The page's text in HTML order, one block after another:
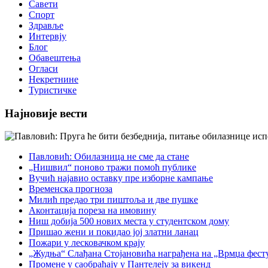
Савети
Спорт
Здравље
Интервју
Блог
Обавештења
Огласи
Некретнине
Туристичке
Најновије вести
Павловић: Обилазница не сме да стане
„Нишвил“ поново тражи помоћ публике
Вучић најавио оставку пре изборне кампање
Временска прогноза
Милић предао три пиштоља и две пушке
Аконтација пореза на имовину
Ниш добија 500 нових места у студентском дому
Пришао жени и покидао јој златни ланац
Пожари у лесковачком крају
„Жудња“ Слађана Стојановића награђена на „Врмџа
Промене у саобраћају у Пантелеју за викенд